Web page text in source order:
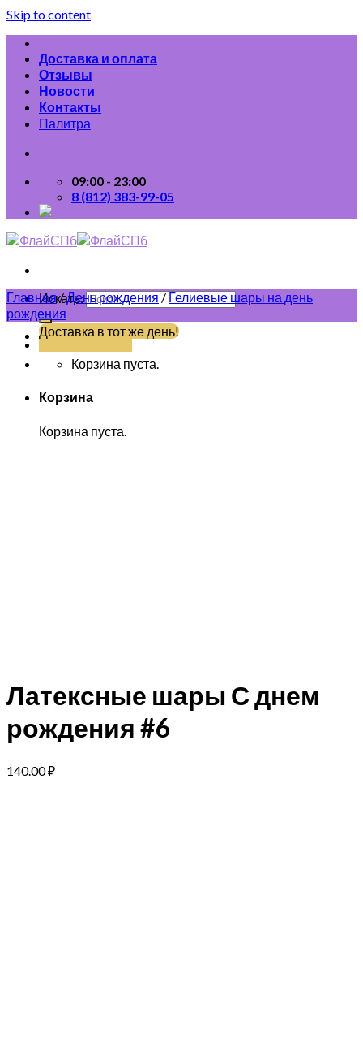
Skip to content
Доставка и оплата
Отзывы
Новости
Контакты
Палитра
09:00 - 23:00
8 (812) 383-99-05
Искать:
(812) 383-99-05
Доставка в тот же день!
Корзина пуста.
Корзина
Корзина пуста.
Главная/День рождения/Гелиевые шары на день
рождения
Латексные шары С днем
рождения #6
140.00₽